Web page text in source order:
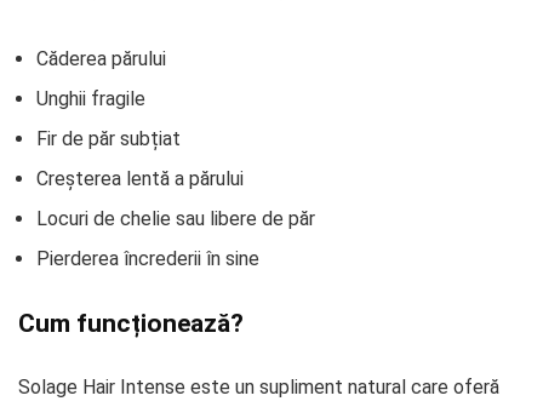
Căderea părului
Unghii fragile
Fir de păr subțiat
Creșterea lentă a părului
Locuri de chelie sau libere de păr
Pierderea încrederii în sine
Cum funcționează?
Solage Hair Intense este un supliment natural care oferă